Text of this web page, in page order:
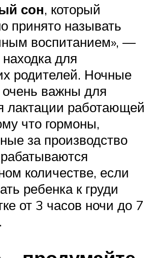
сон, который
принято называть
воспитанием», —
для
родителей. Ночные
важны для
лактации работающей
что гормоны,
за производство
количестве, если
ребенка к груди
от 3 часов ночи до 7